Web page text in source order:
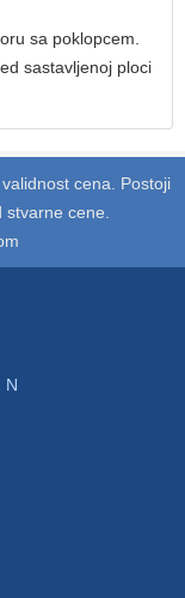
sa poklopcem.
sastavljenoj ploci
cena. Postoji
cene.
N